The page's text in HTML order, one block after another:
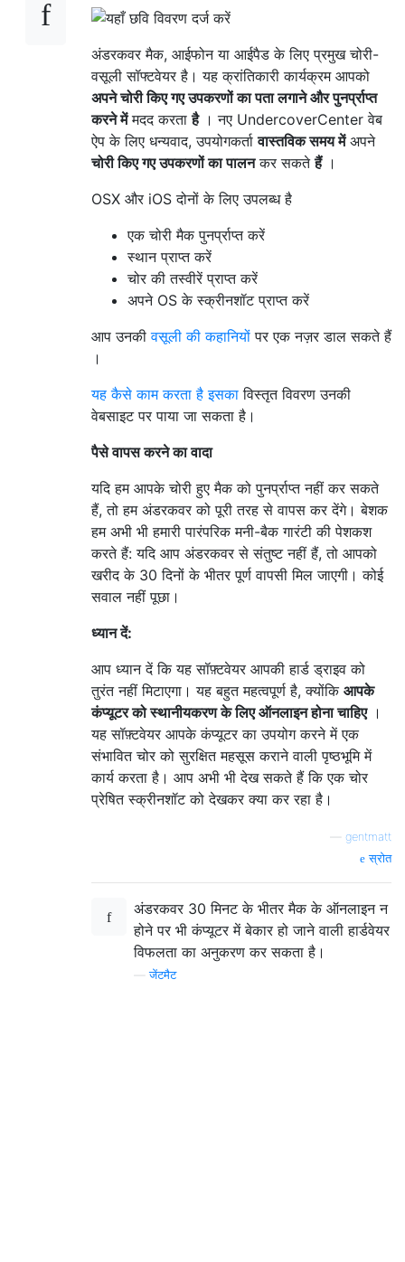
अंडरकवर मैक, आईफोन या आईपैड के लिए प्रमुख चोरी-
वसूली सॉफ्टवेयर है। यह क्रांतिकारी कार्यक्रम आपको
अपने चोरी किए गए उपकरणों का पता लगाने और पुनर्प्राप्त
करने मेंमदद करताहै। नए UndercoverCenter वेब
ऐप के लिए धन्यवाद, उपयोगकर्तावास्तविक समय मेंअपने
चोरी किए गए उपकरणोंका पालनकर सकतेहैं।
OSX और iOS दोनों के लिए उपलब्ध है
एक चोरी मैक पुनर्प्राप्त करें
स्थान प्राप्त करें
चोर की तस्वीरें प्राप्त करें
अपने OS के स्क्रीनशॉट प्राप्त करें
आप उनकीवसूली की कहानियों पर एक नज़र डाल सकते हैं
।
यह कैसे काम करता है इसका विस्तृत विवरण उनकी
वेबसाइट पर पाया जा सकता है।
पैसे वापस करने का वादा
यदि हम आपके चोरी हुए मैक को पुनर्प्राप्त नहीं कर सकते
हैं, तो हम अंडरकवर को पूरी तरह से वापस कर देंगे। बेशक
हम अभी भी हमारी पारंपरिक मनी-बैक गारंटी की पेशकश
करते हैं: यदि आप अंडरकवर से संतुष्ट नहीं हैं, तो आपको
खरीद के 30 दिनों के भीतर पूर्ण वापसी मिल जाएगी। कोई
सवाल नहीं पूछा।
ध्यान दें:
आप ध्यान दें कि यह सॉफ़्टवेयर आपकी हार्ड ड्राइव को
तुरंत नहीं मिटाएगा। यह बहुत महत्वपूर्ण है, क्योंकि आपके
कंप्यूटर को स्थानीयकरण के लिए ऑनलाइन होना चाहिए।
यह सॉफ़्टवेयर आपके कंप्यूटर का उपयोग करने में एक
संभावित चोर को सुरक्षित महसूस कराने वाली पृष्ठभूमि में
कार्य करता है। आप अभी भी देख सकते हैं कि एक चोर
प्रेषित स्क्रीनशॉट को देखकर क्या कर रहा है।
gentmatt
स्रोत
अंडरकवर 30 मिनट के भीतर मैक के ऑनलाइन न
होने पर भी कंप्यूटर में बेकार हो जाने वाली हार्डवेयर
विफलता का अनुकरण कर सकता है।
—जेंटमैट